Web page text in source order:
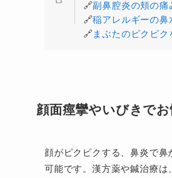
🔗副鼻腔炎の頬の痛
🔗稲アレルギーの鼻
🔗 まぶたのピクピ
顔面痙攣やいびきで
顔がピクピクする、鼻炎で
可能です。漢方薬や鍼治療は